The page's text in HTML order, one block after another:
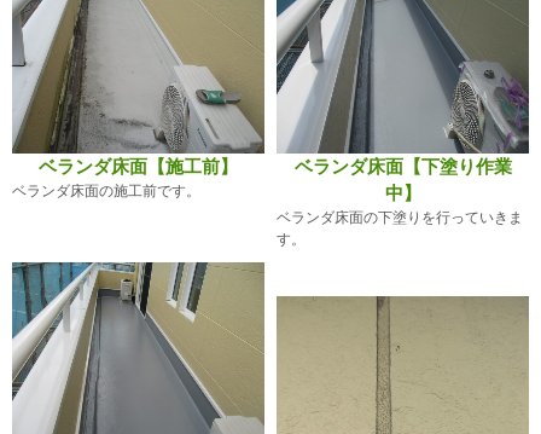
ベランダ床面【施工前】
ベランダ床面の施工前です。
ベランダ床面【下塗り作業
中】
ベランダ床面の下塗りを行っていきま
す。